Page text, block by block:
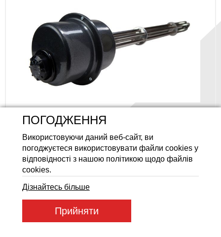
Готові рішення
Акумуляторні батареї
БЛОК НАГРІВАЧІВ РЕГУЛЬОВАНИЙ
TENKO БНР 4,5 КВТ 230В 2"
Код товару: 52063
Товар в наявності
4 618 ГРН
ПОГОДЖЕННЯ
Використовуючи даний веб-сайт, ви
погоджуєтеся використовувати файли cookies у
відповідності з нашою політикою щодо файлів
cookies.
Дізнайтесь більше
Прийняти